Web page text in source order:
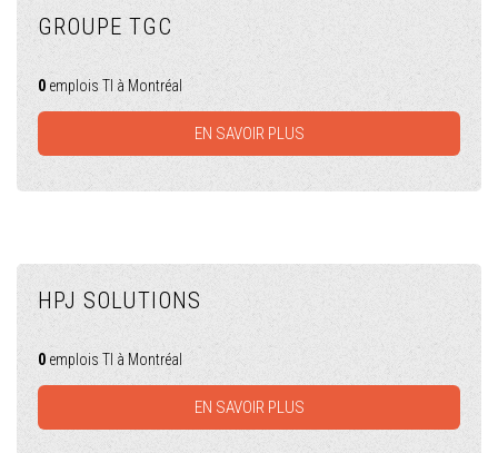
GROUPE TGC
0 emplois TI à Montréal
EN SAVOIR PLUS
HPJ SOLUTIONS
0 emplois TI à Montréal
EN SAVOIR PLUS